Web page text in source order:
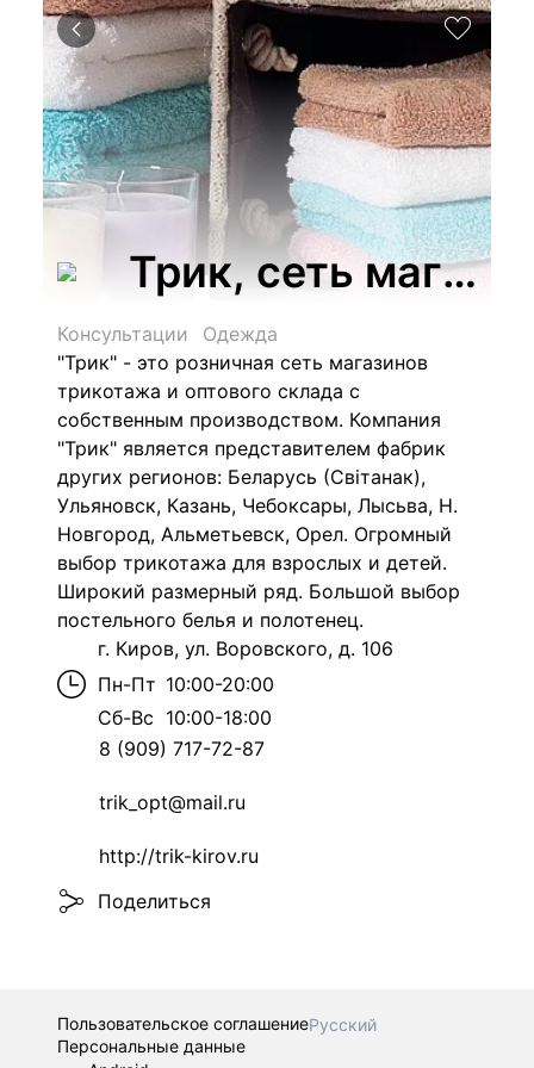
Трик, сеть
Консультации
Одежда
"Трик" - это розничная сеть магазинов
трикотажа и оптового склада с
собственным производством. Компания
"Трик" является представителем фабрик
других регионов: Беларусь (Свiтанак),
Ульяновск, Казань, Чебоксары, Лысьва, Н.
Новгород, Альметьевск, Орел. Огромный
выбор трикотажа для взрослых и детей.
Широкий размерный ряд. Большой выбор
постельного белья и полотенец.
г. Киров, ул. Воровского, д. 106
Пн-Пт 10:00-20:00
Сб-Вс 10:00-18:00
8 (909) 717-72-87
trik_opt@mail.ru
http://trik-kirov.ru
Поделиться
Пользовательское соглашениеРусский
Персональные данные